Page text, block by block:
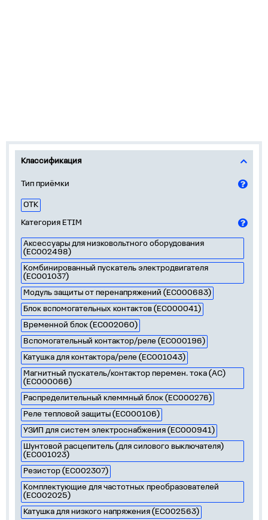
Классификация
Тип приёмки
ОТК
Категория ETIM
Аксессуары для низковольтного оборудования
(EC002498)
Комбинированный пускатель электродвигателя
(EC001037)
Модуль защиты от перенапряжений (EC000683)
Блок вспомогательных контактов (EC000041)
Временной блок (EC002060)
Вспомогательный контактор/реле (EC000196)
Катушка для контактора/реле (EC001043)
Магнитный пускатель/контактор перемен. тока (AC)
(EC000066)
Распределительный клеммный блок (EC000276)
Реле тепловой защиты (EC000106)
УЗИП для систем электроснабжения (EC000941)
Шунтовой расцепитель (для силового выключателя)
(EC001023)
Резистор (EC002307)
Комплектующие для частотных преобразователей
(EC002025)
Катушка для низкого напряжения (EC002563)